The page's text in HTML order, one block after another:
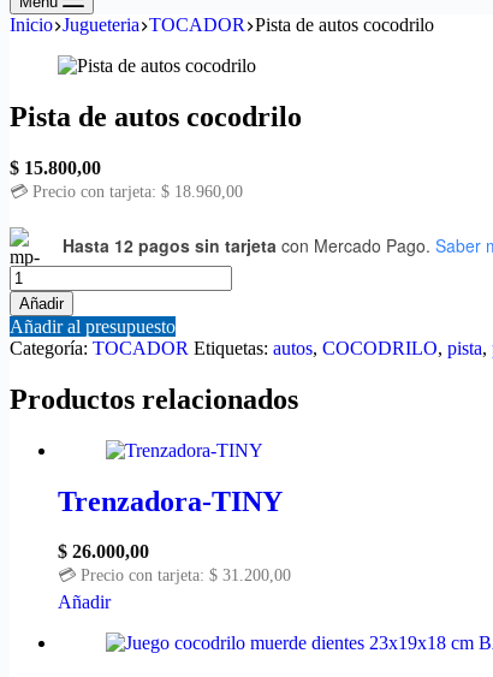
Inicio Jugueteria TOCADOR Pista de autos cocodrilo
Pista de autos cocodrilo
$ 15.800,00
💳 Precio con tarjeta: $ 18.960,00
Hasta 12 pagos sin tarjeta con Mercado Pago. Saber
Pista
de
autos
cocodrilo
cantidad
Añadir
Añadir al presupuesto
Categoría: TOCADOR Etiquetas: autos, COCODRILO, pista,
Productos relacionados
Trenzadora-TINY
$ 26.000,00
💳 Precio con tarjeta: $ 31.200,00
Añadir